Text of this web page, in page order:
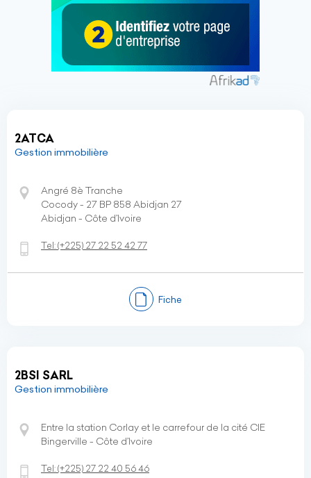
2ATCA
Gestion immobilière
Angré 8è Tranche
Cocody - 27 BP 858 Abidjan 27
Abidjan - Côte d’Ivoire
Tel:(+225) 27 22 52 42 77
Fiche
2BSI SARL
Gestion immobilière
Entre la station Corlay et le carrefour de la cité CIE
Bingerville - Côte d’Ivoire
Tel:(+225) 27 22 40 56 46